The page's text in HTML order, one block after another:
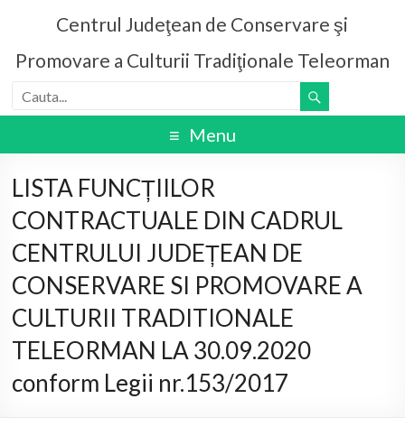
Centrul Judeţean de Conservare şi
Promovare a Culturii Tradiţionale Teleorman
Menu
LISTA FUNCȚIILOR
CONTRACTUALE DIN CADRUL
CENTRULUI JUDEȚEAN DE
CONSERVARE SI PROMOVARE A
CULTURII TRADITIONALE
TELEORMAN LA 30.09.2020
conform Legii nr.153/2017